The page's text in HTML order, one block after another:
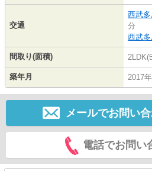
交通
西武
分
西武
間取り(面積)
築年月 2017
メールでお問い
電話でお問い